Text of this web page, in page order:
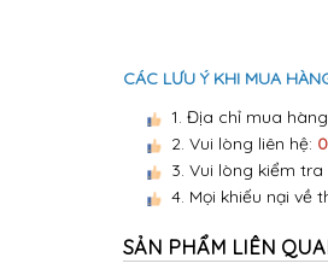
CÁC LƯU Ý KHI MUA
1. Địa chỉ mua
2. Vui lòng liên hệ:
3. Vui lòng kiểm
4. Mọi khiếu nại về
SẢN PHẨM LIÊN